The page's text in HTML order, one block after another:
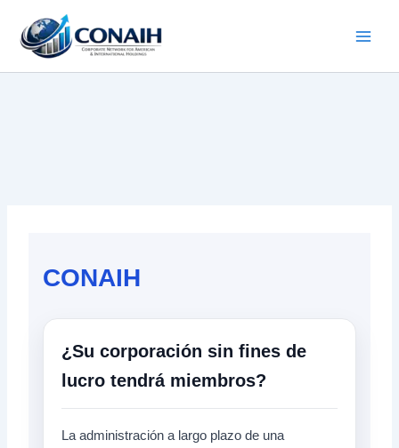
contenido
CONAIH
¿Su corporación sin fines de
lucro tendrá miembros?
La administración a largo plazo de una